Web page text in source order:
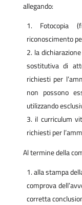
allegando:
Fotocopia
riconoscimento
la
sostitutiva di
richiesti per
non possono
utilizzando
il curriculum
richiesti per
Al termine della
alla stampa
comprova
corretta